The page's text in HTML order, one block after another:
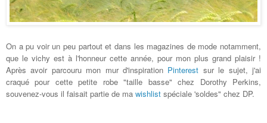
On a pu voir un peu partout et dans les magazines de mode notamment,
que le vichy est à l'honneur cette année, pour mon plus grand plaisir !
Après avoir parcouru mon mur d'inspiration Pinterest sur le sujet, j'ai
craqué pour cette petite robe "taille basse" chez Dorothy Perkins,
souvenez-vous il faisait partie de ma wishlist spéciale 'soldes" chez DP.